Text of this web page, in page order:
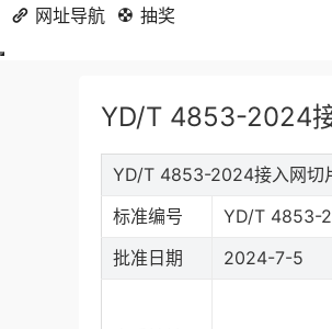
网址导航 抽奖
当前位置：首页
YD/T 4853-2024
YD/T 4853-2024接入网切
标准编号
YD/T 4853-
批准日期
2024-7-5